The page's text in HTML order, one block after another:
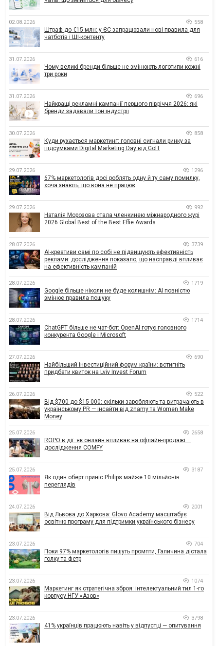
02.08.2026 558
Штраф до €15 млн: у ЄС запрацювали нові правила для
чатботів і ШІ-контенту
31.07.2026 616
Чому великі бренди більше не змінюють логотипи кожні
три роки
31.07.2026 696
Найкращі рекламні кампанії першого півріччя 2026: які
бренди задавали тон індустрії
30.07.2026 858
Куди рухається маркетинг: головні сигнали ринку за
підсумками Digital Marketing Day від GoIT
29.07.2026 1296
67% маркетологів досі роблять одну й ту саму помилку,
хоча знають, що вона не працює
29.07.2026 992
Наталія Морозова стала членкинею міжнародного журі
2026 Global Best of the Best Effie Awards
28.07.2026 3739
AI-креативи самі по собі не підвищують ефективність
реклами: дослідження показало, що насправді впливає
на ефективність кампаній
28.07.2026 1719
Google більше ніколи не буде колишнім: AI повністю
змінює правила пошуку
28.07.2026 1714
ChatGPT більше не чат-бот: OpenAI готує головного
конкурента Google і Microsoft
27.07.2026 690
Найбільший інвестиційний форум країни: встигніть
придбати квиток на Lviv Invest Forum
26.07.2026 522
Від $700 до $15 000: скільки заробляють та витрачають в
українському PR — інсайти від znamy та Women Make
Money
25.07.2026 2658
ROPO в дії: як онлайн впливає на офлайн-продажі —
дослідження COMFY
25.07.2026 3187
Як один оберт приніс Philips майже 10 мільйонів
переглядів
24.07.2026 2001
Від Львова до Харкова: Glovo Academy масштабує
освітню програму для підтримки українського бізнесу
23.07.2026 704
Поки 97% маркетологів пишуть промпти, Галичина дістала
голку та фетр
23.07.2026 1074
Маркетинг як стратегічна зброя: інтелектуальний тил 1-го
корпусу НГУ «Азов»
23.07.2026 3798
41% українців працюють навіть у відпустці — опитування